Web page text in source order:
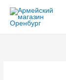
Перейти
содержимому